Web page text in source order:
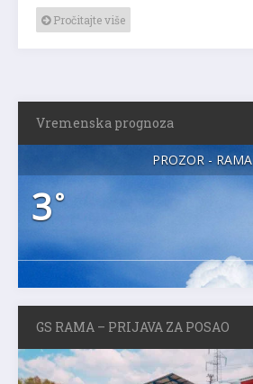
Pročitajte više
Vremenska prognoza
PROZOR - RAMA
3°
GS RAMA – PRIJAVA ZA POSAO